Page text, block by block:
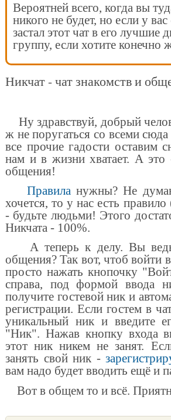
Вероятней всего, когда вы
никого не будет, но если у
застал этот чат в его лучшие
группу, если хотите конечно
Никчат - чат знакомств и
Ну здравствуй, добрый
ж не поругаться со всеми
все прочие гадости оставим
нам и в жизни хватает. А
общения!
Правила нужны? Не
хочется, то у нас есть
- будьте людьми! Этого
Никчата - 100%.
А теперь к делу. Вы ведь
общения? Так вот, чтоб войти
просто нажать кнопочку
справа, под формой ввода
получите гостевой ник и
регистрации. Если гостем в
уникальный ник и введите
"Ник". Нажав кнопку входа
этот ник никем не занят.
занять свой ник -
вам надо будет вводить ещё и
Вот в общем то и всё.